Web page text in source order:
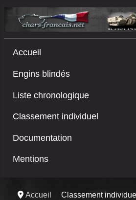
Accueil
Engins blindés
Liste chronologique
Classement individuel
Documentation
Mentions
Accueil Classement individuel